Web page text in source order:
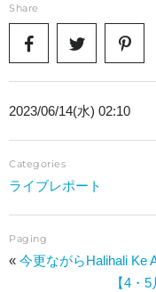
Share
2023/06/14(水) 02:10
Categories
ライブレポート
Paging
« 今更ながらHalihali Ke
【4・